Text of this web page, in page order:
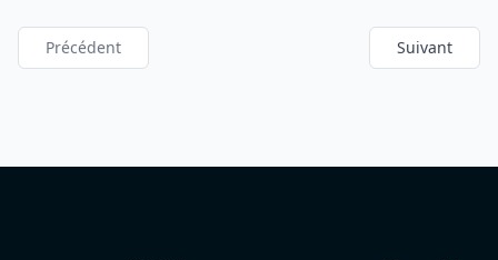
Précédent Suivant